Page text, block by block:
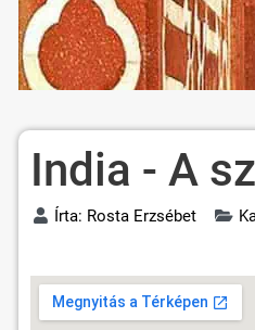
India - A
Írta: Rosta Erzsébet